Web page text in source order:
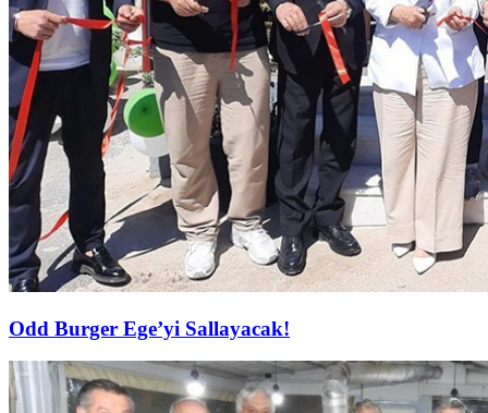
Odd Burger Ege’yi Sallayacak!